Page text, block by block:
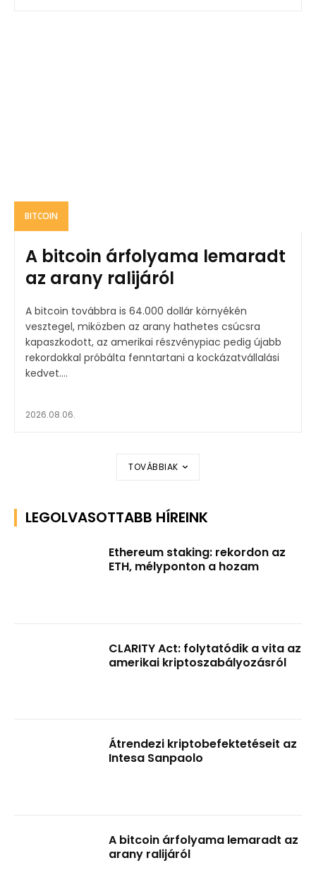
BITCOIN
A bitcoin árfolyama lemaradt
az arany ralijáról
A bitcoin továbbra is 64.000 dollár környékén
vesztegel, miközben az arany hathetes csúcsra
kapaszkodott, az amerikai részvénypiac pedig újabb
rekordokkal próbálta fenntartani a kockázatvállalási
kedvet....
2026.08.06.
TOVÁBBIAK
LEGOLVASOTTABB HÍREINK
Ethereum staking: rekordon az
ETH, mélyponton a hozam
CLARITY Act: folytatódik a vita az
amerikai kriptoszabályozásról
Átrendezi kriptobefektetéseit az
Intesa Sanpaolo
A bitcoin árfolyama lemaradt az
arany ralijáról